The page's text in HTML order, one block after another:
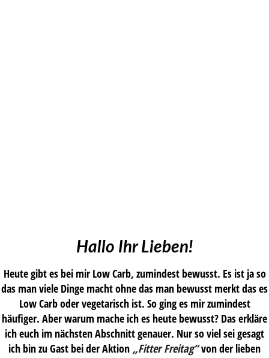
Hallo Ihr Lieben!
Heute gibt es bei mir Low Carb, zumindest bewusst. Es ist ja so
das man viele Dinge macht ohne das man bewusst merkt das es
Low Carb oder vegetarisch ist. So ging es mir zumindest
häufiger. Aber warum mache ich es heute bewusst? Das erkläre
ich euch im nächsten Abschnitt genauer. Nur so viel sei gesagt
ich bin zu Gast bei der Aktion „Fitter Freitag“ von der lieben